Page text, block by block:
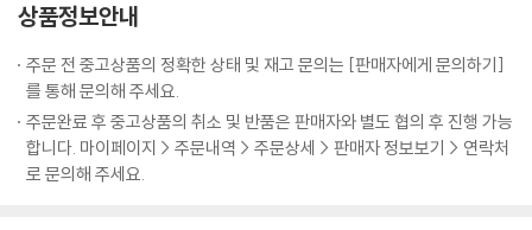
까요? 김상욱 교수는 오히려 물리학의 경계를 넘어야 한다고 말합니다. 원
어 있습니다. 각 층위는 자기만의 특성을 가지기 때문에 상위 층위의 특성
을 이해한다고 해도 하위 층위를 이해하지 못합니다. 하위 층위를 모두 이
해한다 한들 전체를 이해할 수도 없습니다. 각 층위는 오를 때마다 새로운
특성들이 창발됩니다. 그렇기에 물리학에서 화학으로, 화학에서 생물학으
인간이 원자를 이해했기 때문이다.
지금까지 살펴봤듯이 호흡으로 에너지를 만드는 과정은 연쇄 화학 반응에
불과하다. 우리는 화학 반응이 이렇게 순차적으로 일어나는 것을 살아 있
다고 말한다. 생명에 쓰이는 원자는 무생물에 쓰이는 원자와 동일하다. 생
명은 원자로 만들어진 화학 기계다.
법칙을, 바람은 시간과 공간을, 별은 물질과 에너지로 다가온다고 한다. 여
기에 인간을 더한 ‘하늘과 바람과 별과 인간’은 물리학자 김상욱이 이 책에
서 다루고자 하는 모든 대상들을 포괄한다. 저자는 에두르지 않고 원자에
서 시작해, 원자에서 분자로, 분자에서 물질로, 다시 물질에서 생명으로,
그리고 생명에서 인간으로 존재의 층위를 오르며 평소 그가 말하는 “모든
것은 원자로 되어 있다”라는 말의 의미가 무엇인지 세밀히 그려나간다. 물
상품정보안내
주문 전 중고상품의 정확한 상태 및 재고 문의는 [판매자에게 문의하기]
를 통해 문의해 주세요.
주문완료 후 중고상품의 취소 및 반품은 판매자와 별도 협의 후 진행 가능
합니다. 마이페이지 > 주문내역 > 주문상세 > 판매자 정보보기 > 연락처
로 문의해 주세요.